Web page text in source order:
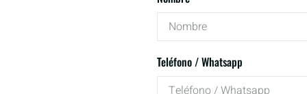
Teléfono / Whatsapp